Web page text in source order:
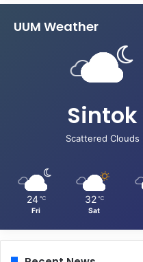
UUM Weather
Sintok
Scattered Clouds
24 ℃
Fri
32 ℃
Sat